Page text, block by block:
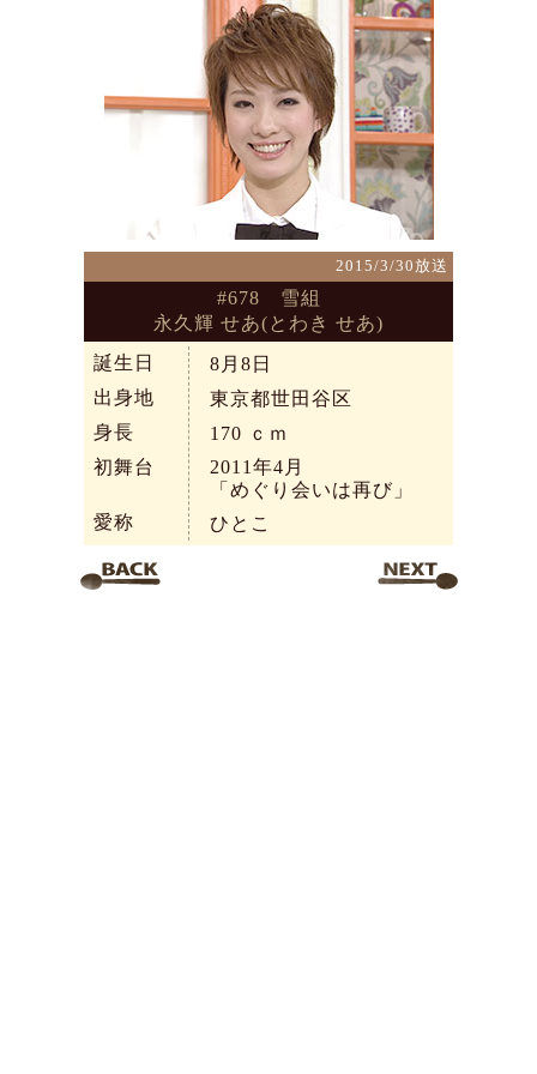
2015/3/30放送
#678 雪組
永久輝 せあ(とわき せあ)
誕生日
8月8日
出身地
東京都世田谷区
身長
170 ｃｍ
初舞台
2011年4月
「めぐり会いは再び」
愛称
ひとこ